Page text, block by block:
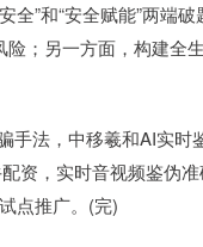
全”和“安全赋能”两端
；另一方面，构建全
法，中移羲和AI实时
资，实时音视频鉴伪
点推广。(完)